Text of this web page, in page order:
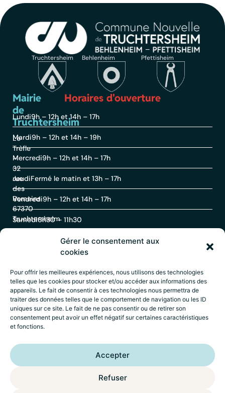
Gérer le consentement aux
cookies
Pour offrir les meilleures expériences, nous utilisons des technologies
telles que les cookies pour stocker et/ou accéder aux informations des
appareils. Le fait de consentir à ces technologies nous permettra de
traiter des données telles que le comportement de navigation ou les ID
uniques sur ce site. Le fait de ne pas consentir ou de retirer son
consentement peut avoir un effet négatif sur certaines caractéristiques
et fonctions.
Accepter
Refuser
Truchtersheim Behlenheim Pfettisheim
Mairie
de
Truchtersheim
Le
Trèfle
–
32
rue
des
Romains
67370
Truchtersheim
Contact
03
88
69
60
30
Horaires d'ouverture
Lundi9h – 12h et 14h – 17h
Mardi9h – 12h et 14h – 19h
Mercredi9h – 12h et 14h – 17h
JeudiFermé le matin et 13h – 17h
Vendredi9h – 12h et 14h – 17h
Samedi8h30 – 11h30
Mentions légales
Déclaration d’accessibilité
CréditsWik* Factory